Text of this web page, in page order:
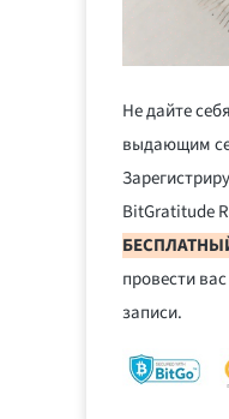
Не дайте
выдающим
BitGratitude
провести
записи.